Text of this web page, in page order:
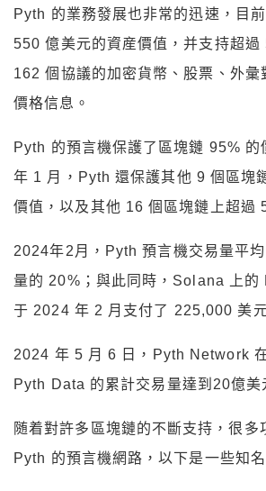
Pyth 的業務發展也非常的迅速，目
550 億美元的資産價值，并支持超過
162 個協議的加密貨幣、股票、外彙
價格信息。
Pyth 的預言機保護了區塊鏈 95%
年 1 月，Pyth 還保護其他 9 個區塊
價值，以及其他 16 個區塊鏈上超過
2024年2月，Pyth 預言機交易量平
量的 20%；與此同時，Solana 上的
于 2024 年 2 月支付了 225,000 美
2024 年 5 月 6 日，Pyth Network
Pyth Data 的累計交易量達到20億美
随着對許多區塊鏈的不斷支持，很多
Pyth 的預言機網路，以下是一些知名